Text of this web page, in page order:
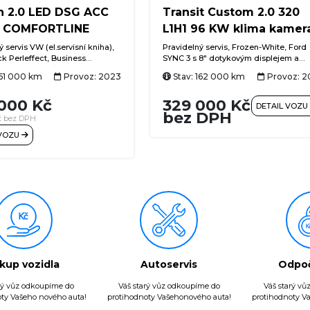
2.0 LED DSG ACC
servis VW (el.servisní kniha),
Perleffect, Business
včetně Streaming &
převodovka, el. výklopné
ACC (adaptivní
Stop & Go, LED světlomety,
klimatizace Air
s ovládáním vzadu,
jízdy v pruhu), Front
nouzového brzdění),
chodců a cyklistů, asistent
proaktivní systém ochrany
rezervní kolo, 16" originální
000 km Provoz: 2023
Kč
bez DPH
Transit Custom 2.0 320
L1H1 96 KW klima
Pravidelný servis, Frozen-White, Ford
SYNC 3 s 8" dotykovým displejem a
CarPlay a Android Auto, FordPass
klimatizace, LED osvětlení
prostoru, vyhřívaná přední sedadla
Stav: 162 000 km Provoz:
329 000 Kč
bez DPH
DETAIL VOZU
vozidla
vůz odkoupíme do
Vašeho nového auta!
Autoservis
Váš starý vůz odkoupíme do
protihodnoty Vašehonového auta!
Váš starý
protihodnoty